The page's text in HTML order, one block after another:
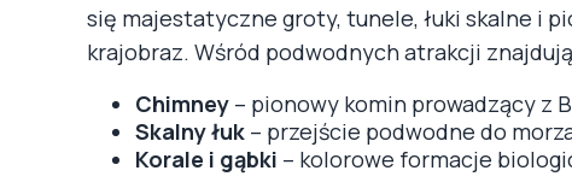
się majestatyczne groty, tunele, łuki skalne i
krajobraz. Wśród podwodnych atrakcji
Chimney – pionowy komin prowadzący z
Skalny łuk – przejście podwodne do
Korale i gąbki – kolorowe formacje